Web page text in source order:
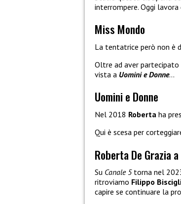
interrompere. Oggi
Miss Mondo
La tentatrice però non è
Oltre ad aver
vista a Uomini e Donne…
Uomini e Donne
Nel 2018 Roberta ha
Qui è scesa per
Roberta De Grazia
Su Canale 5 torna nel
ritroviamo Filippo
capire se continuare la